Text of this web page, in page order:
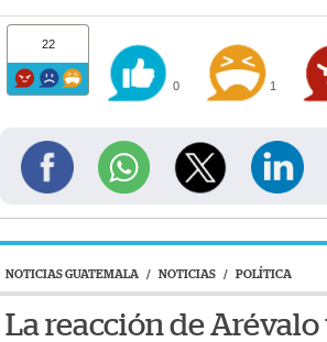
22
0 1
NOTICIAS GUATEMALA / NOTICIAS / POLÍTICA
La reacción de Arévalo